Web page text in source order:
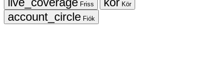
Friss
Kör
Fiók